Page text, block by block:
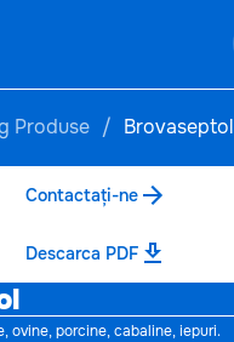
Produse Brovaseptol
Contactați-ne
Descarca PDF
ovine, porcine, cabaline, iepuri.